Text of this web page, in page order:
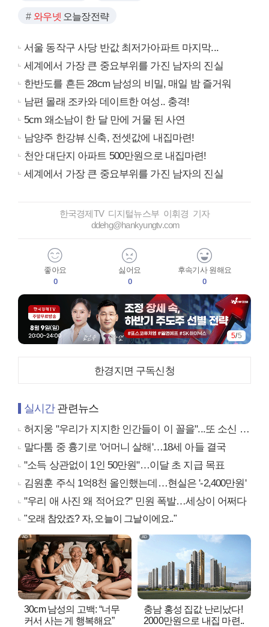
와우넷 오늘장전략
서울 동작구 사당 반값 최저가아파트 마지막...
세계에서 가장 큰 중요부위를 가진 남자의 진실
한반도를 흔든 28cm 남성의 비밀, 매일 밤 즐거워
남편 몰래 조카와 데이트한 여성.. 충격!
5cm 왜소남이 한 달 만에 거물 된 사연
남양주 한강뷰 신축, 전셋값에 내집마련!
천안 대단지 아파트 500만원으로 내집마련!
세계에서 가장 큰 중요부위를 가진 남자의 진실
한국경제TV 디지털뉴스부 이휘경 기자
ddehg@hankyungtv.com
좋아요
0
싫어요
0
후속기사 원해요
0
5/5
한경지면 구독신청
실시간관련뉴스
허지웅 "우리가 지지한 인간들이 이 꼴을"...또 소신 발언
말다툼 중 흉기로 '어머니 살해'…18세 아들 결국
"소득 상관없이 1인 50만원"…이달 초 지급 목표
김원훈 주식 1억8천 올인했는데…현실은 '-2,400만원'
"우리 애 사진 왜 적어요?" 민원 폭발…세상이 어쩌다
"오래 참았죠? 자, 오늘이 그날이에요.."
30cm 남성의 고백: “너무
커서 사는 게 행복해요”
충남 홍성 집값 난리났다!
2000만원으로 내집 마련..